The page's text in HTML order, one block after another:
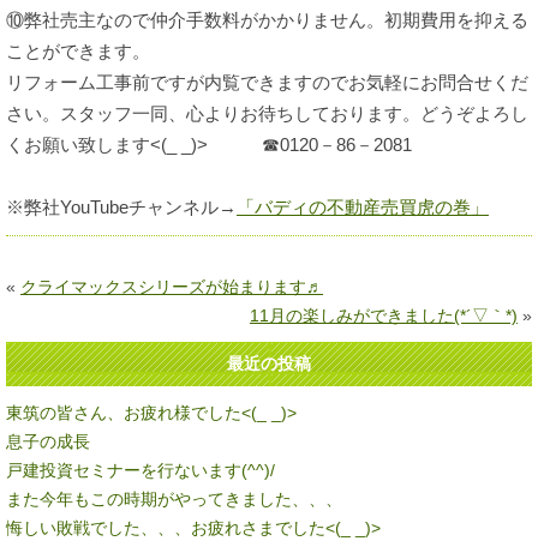
⑩弊社売主なので仲介手数料がかかりません。初期費用を抑える
ことができます。
リフォーム工事前ですが内覧できますのでお気軽にお問合せくだ
さい。スタッフ一同、心よりお待ちしております。どうぞよろし
くお願い致します<(_ _)> ☎0120－86－2081
※弊社YouTubeチャンネル→ 「バディの不動産売買虎の巻」
« クライマックスシリーズが始まります♬
11月の楽しみができました(*´▽｀*) »
最近の投稿
東筑の皆さん、お疲れ様でした<(_ _)>
息子の成長
戸建投資セミナーを行ないます(^^)/
また今年もこの時期がやってきました、、、
悔しい敗戦でした、、、お疲れさまでした<(_ _)>